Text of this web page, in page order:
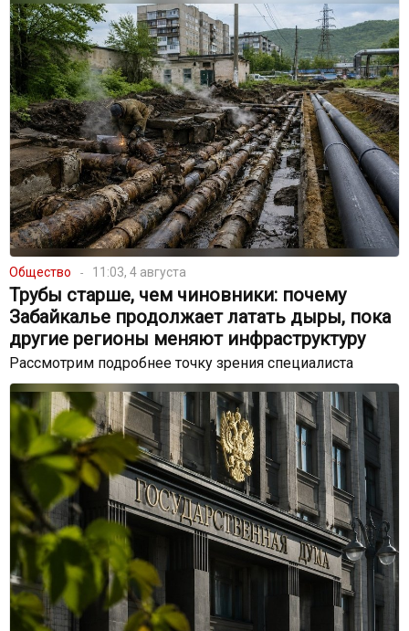
Общество 11:03, 4 августа
Трубы старше, чем чиновники: почему
Забайкалье продолжает латать дыры, пока
другие регионы меняют инфраструктуру
Рассмотрим подробнее точку зрения специалиста